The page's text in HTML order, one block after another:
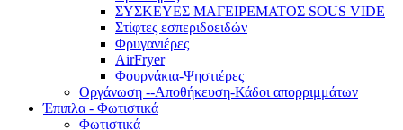
ΣΥΣΚΕΥΕΣ ΜΑΓΕΙΡΕΜΑΤΟΣ SOUS VIDE
Στίφτες εσπεριδοειδών
Φρυγανιέρες
AirFryer
Φουρνάκια-Ψηστιέρες
Οργάνωση --Αποθήκευση-Κάδοι απορριμμάτων
Έπιπλα - Φωτιστικά
Φωτιστικά